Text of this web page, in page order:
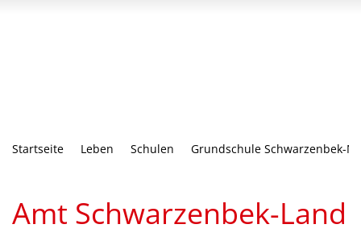
Startseite Leben Schulen Grundschule Schwarzenbek-
Amt Schwarzenbek-Land